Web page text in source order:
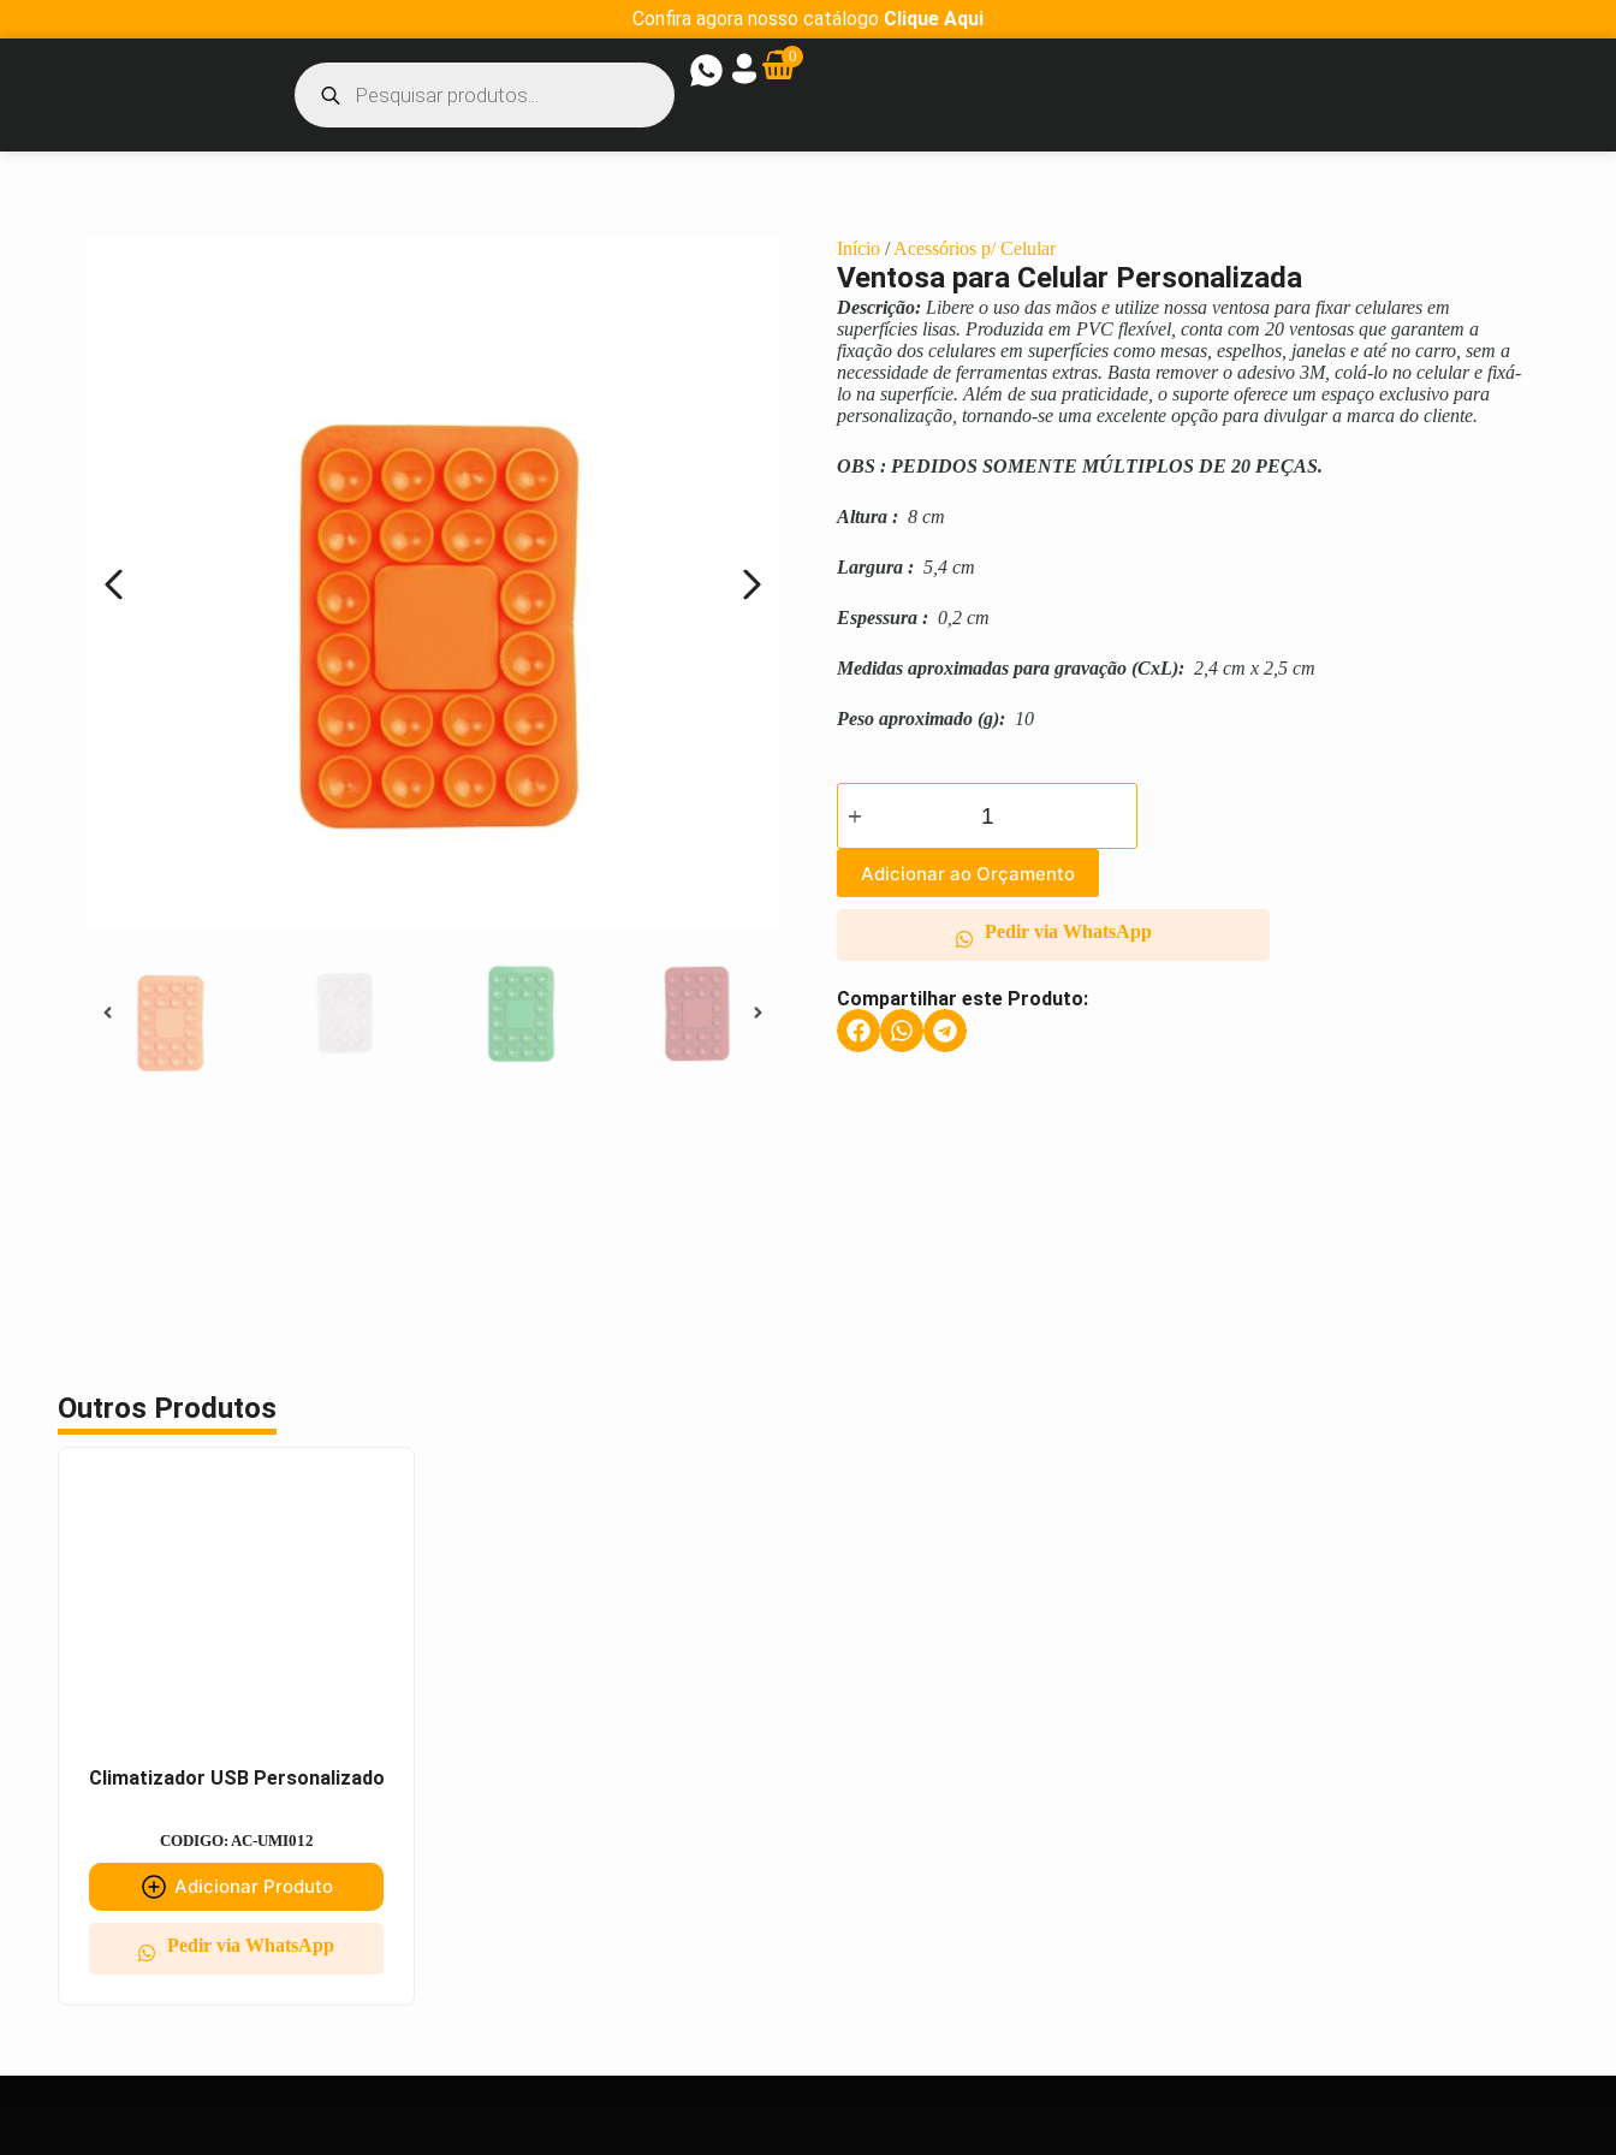
Confira agora nosso catálogo Clique Aqui
0
Início /Acessórios p/ Celular
Ventosa para Celular Personalizada
Descrição: Libere o uso das mãos e utilize nossa ventosa para fixar celulares em
superfícies lisas. Produzida em PVC flexível, conta com 20 ventosas que garantem a
fixação dos celulares em superfícies como mesas, espelhos, janelas e até no carro, sem a
necessidade de ferramentas extras. Basta remover o adesivo 3M, colá-lo no celular e fixá-
lo na superfície. Além de sua praticidade, o suporte oferece um espaço exclusivo para
personalização, tornando-se uma excelente opção para divulgar a marca do cliente.
OBS : PEDIDOS SOMENTE MÚLTIPLOS DE 20 PEÇAS.
Altura : 8 cm
Largura : 5,4 cm
Espessura : 0,2 cm
Medidas aproximadas para gravação (CxL): 2,4 cm x 2,5 cm
Peso aproximado (g): 10
Adicionar ao Orçamento
Pedir via WhatsApp
Compartilhar este Produto:
Outros Produtos
Climatizador USB Personalizado
CODIGO: AC-UMI012
Adicionar Produto
Pedir via WhatsApp